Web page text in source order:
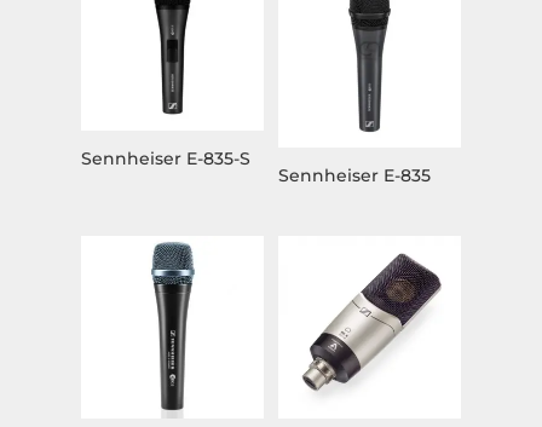
Sennheiser E-835-S
Sennheiser E-835